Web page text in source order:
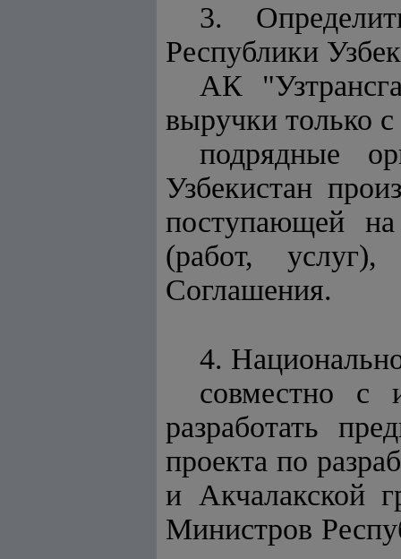
3.
Республики
АК
выручки только
подрядные
Узбекистан
поступающей
(работ,
Соглашения.
4.
совместно с
разработать
проекта по
и Акчалакской
Министров